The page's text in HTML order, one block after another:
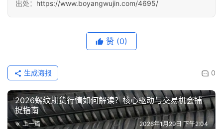
出处： https://www.boyangwujin.com/4695/
赞 (0)
0
生成海报
2026螺纹期货行情如何解读？核心驱动与交易机会捕
捉指南
上一篇 2026年1月29日 下午2:04